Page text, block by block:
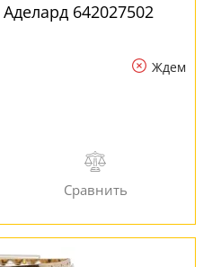
642027502
Ждем